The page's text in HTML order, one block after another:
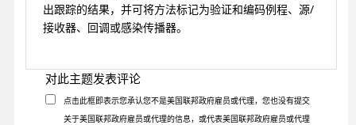
出跟踪的结果，并可将方法标记为验证和编码例程、源/
接收器、回调或感染传播器。
对此主题发表评论
点击此框即表示您承认您不是美国联邦政府雇员或代理，您也没有提交
关于美国联邦政府雇员或代理的信息，或代表美国联邦政府雇员或代理